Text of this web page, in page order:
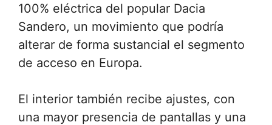
100% eléctrica del popular Dacia
Sandero, un movimiento que podría
alterar de forma sustancial el segmento
de acceso en Europa.
El interior también recibe ajustes, con
una mayor presencia de pantallas y una